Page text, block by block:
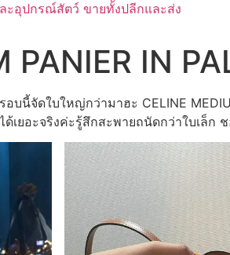
ะอุปกรณ์สัตว์ ขายทั้งปลีกและส่ง
PANIER IN
บนี้จัดใบใหญ่กว่ามาฮะ CELINE
เยอะจริงค่ะรู้สึกสะพายถนัดกว่าใบเล็ก ช